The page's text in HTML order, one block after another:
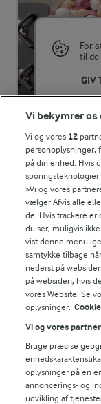
101 kJ / 24
ENERGI
Fiber:
0,2 g
Protein:
0,8 g
Fedt:
0,1 g
Kulhydrat:
4,9 g
For
til de
GIV
RELATERET
Sådan
Mangler du
Karolines
med den
Andre
Vi bekymrer
Vi og vores 12
personoplysninger,
på din enhed. Hvis
»Vi og vores
vælger Afvis alle
de. Hvis trackere
du ser, muligvis
vist denne menu
samtykke tilbage
nederst på
på websiden, hvis
vores Website. Se
oplysninger.
Vi og vores
Bruge præcise
oplysninger på en
annoncerings- og
udvikling af